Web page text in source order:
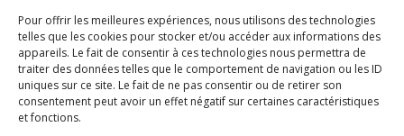
Pour offrir les meilleures expériences, nous utilisons des technologies
telles que les cookies pour stocker et/ou accéder aux informations des
appareils. Le fait de consentir à ces technologies nous permettra de
traiter des données telles que le comportement de navigation ou les ID
uniques sur ce site. Le fait de ne pas consentir ou de retirer son
consentement peut avoir un effet négatif sur certaines caractéristiques
et fonctions.